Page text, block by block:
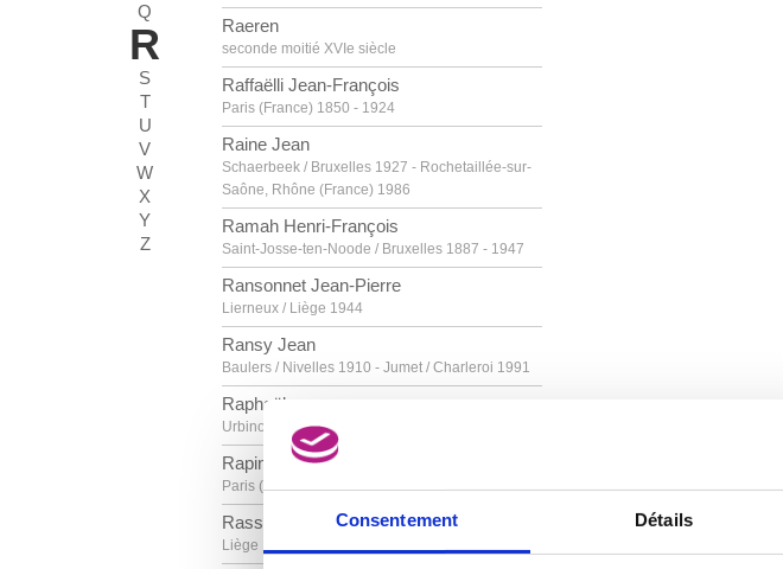
Consentement Détails
Q
R
S
T
U
V
W
X
Y
Z
Raeren
seconde moitié XVIe siècle
Raffaëlli Jean-François
Paris (France) 1850 - 1924
Raine Jean
Schaerbeek / Bruxelles 1927 - Rochetaillée-sur-
Saône, Rhône (France) 1986
Ramah Henri-François
Saint-Josse-ten-Noode / Bruxelles 1887 - 1947
Ransonnet Jean-Pierre
Lierneux / Liège 1944
Ransy Jean
Baulers / Nivelles 1910 - Jumet / Charleroi 1991
Raphaël
Urbino (Italie) 1483 - Rome (Italie) 1520
Rapin Maurice
Paris (France) 1927 - ? 2000
Rassenfosse Armand
Liège 1862 - 1934